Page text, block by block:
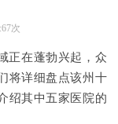
次
正在蓬勃兴起，众
将详细盘点该州十
绍其中五家医院的